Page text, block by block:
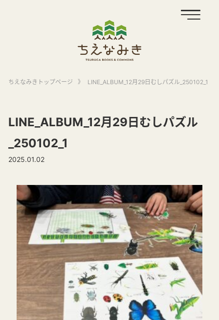
ちえなみきトップページ 》 LINE_ALBUM_12月29日むしパズル_250102_1
LINE_ALBUM_12月29日むしパズル
_250102_1
2025.01.02